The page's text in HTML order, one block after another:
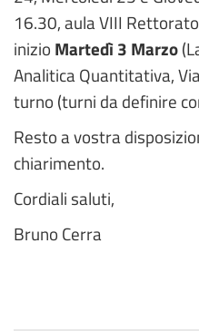
16.30, aula VIII
inizio Martedì 3 Marzo
Analitica Quantitativa,
turno (turni da definire
Resto a vostra
chiarimento.
Cordiali saluti,
Bruno Cerra